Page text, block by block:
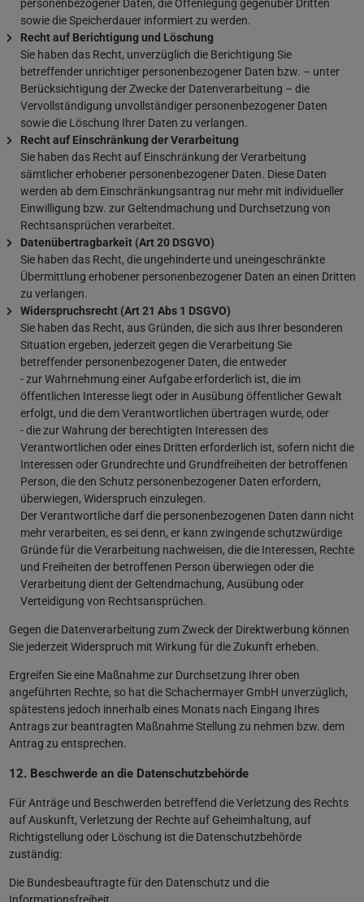
personenbezogener Daten, die Offenlegung gegenüber Dritten
sowie die Speicherdauer informiert zu werden.
Recht auf Berichtigung und Löschung
Sie haben das Recht, unverzüglich die Berichtigung Sie
betreffender unrichtiger personenbezogener Daten bzw. – unter
Berücksichtigung der Zwecke der Datenverarbeitung – die
Vervollständigung unvollständiger personenbezogener Daten
sowie die Löschung Ihrer Daten zu verlangen.
Recht auf Einschränkung der Verarbeitung
Sie haben das Recht auf Einschränkung der Verarbeitung
sämtlicher erhobener personenbezogener Daten. Diese Daten
werden ab dem Einschränkungsantrag nur mehr mit individueller
Einwilligung bzw. zur Geltendmachung und Durchsetzung von
Rechtsansprüchen verarbeitet.
Datenübertragbarkeit (Art 20 DSGVO)
Sie haben das Recht, die ungehinderte und uneingeschränkte
Übermittlung erhobener personenbezogener Daten an einen Dritten
zu verlangen.
Widerspruchsrecht (Art 21 Abs 1 DSGVO)
Sie haben das Recht, aus Gründen, die sich aus Ihrer besonderen
Situation ergeben, jederzeit gegen die Verarbeitung Sie
betreffender personenbezogener Daten, die entweder
- zur Wahrnehmung einer Aufgabe erforderlich ist, die im
öffentlichen Interesse liegt oder in Ausübung öffentlicher Gewalt
erfolgt, und die dem Verantwortlichen übertragen wurde, oder
- die zur Wahrung der berechtigten Interessen des
Verantwortlichen oder eines Dritten erforderlich ist, sofern nicht die
Interessen oder Grundrechte und Grundfreiheiten der betroffenen
Person, die den Schutz personenbezogener Daten erfordern,
überwiegen, Widerspruch einzulegen.
Der Verantwortliche darf die personenbezogenen Daten dann nicht
mehr verarbeiten, es sei denn, er kann zwingende schutzwürdige
Gründe für die Verarbeitung nachweisen, die die Interessen, Rechte
und Freiheiten der betroffenen Person überwiegen oder die
Verarbeitung dient der Geltendmachung, Ausübung oder
Verteidigung von Rechtsansprüchen.
Gegen die Datenverarbeitung zum Zweck der Direktwerbung können
Sie jederzeit Widerspruch mit Wirkung für die Zukunft erheben.
Ergreifen Sie eine Maßnahme zur Durchsetzung Ihrer oben
angeführten Rechte, so hat die Schachermayer GmbH unverzüglich,
spätestens jedoch innerhalb eines Monats nach Eingang Ihres
Antrags zur beantragten Maßnahme Stellung zu nehmen bzw. dem
Antrag zu entsprechen.
12. Beschwerde an die Datenschutzbehörde
Für Anträge und Beschwerden betreffend die Verletzung des Rechts
auf Auskunft, Verletzung der Rechte auf Geheimhaltung, auf
Richtigstellung oder Löschung ist die Datenschutzbehörde
zuständig:
Die Bundesbeauftragte für den Datenschutz und die